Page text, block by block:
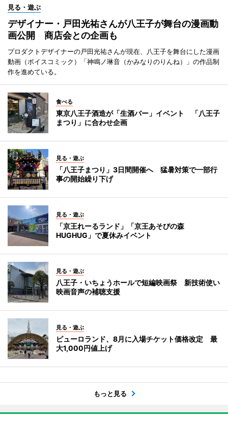
見る・遊ぶ
デザイナー・戸田光祐さんが八王子が舞台の漫画動
画公開 商店会との企画も
プロダクトデザイナーの戸田光祐さんが現在、八王子を舞台にした漫画
動画（ボイスコミック）「神鳴ノ琳音（かみなりのりんね）」の作品制
作を進めている。
食べる
東京八王子酒造が「生酒バー」イベント 「八王子
まつり」に合わせ企画
見る・遊ぶ
「八王子まつり」3日間開催へ 猛暑対策で一部行
事の開始繰り下げ
見る・遊ぶ
「京王れーるランド」「京王あそびの森
HUGHUG」で夏休みイベント
見る・遊ぶ
八王子・いちょうホールで短編映画祭 新技術使い
映画音声の補聴支援
見る・遊ぶ
ピューロランド、8月に入場チケット価格改定 最
大1,000円値上げ
もっと見る